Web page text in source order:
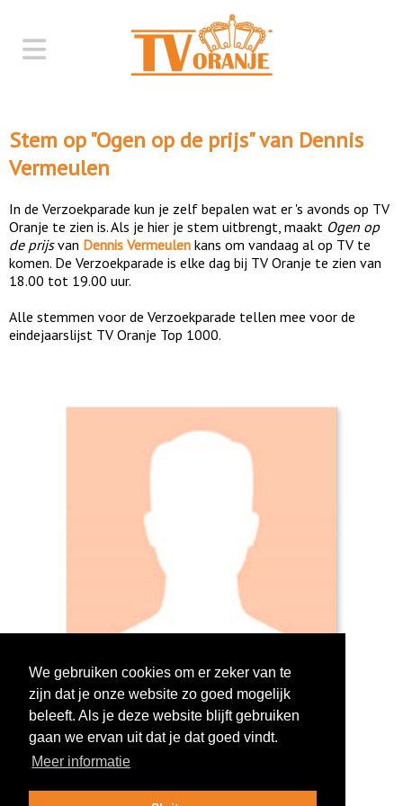
Stem op "Ogen op de prijs" van Dennis
Vermeulen
In de Verzoekparade kun je zelf bepalen wat er 's avonds op TV
Oranje te zien is. Als je hier je stem uitbrengt, maakt Ogen op
de prijsvan Dennis Vermeulen kans om vandaag al op TV te
komen. De Verzoekparade is elke dag bij TV Oranje te zien van
18.00 tot 19.00 uur.
Alle stemmen voor de Verzoekparade tellen mee voor de
eindejaarslijst TV Oranje Top 1000.
Log in om te stemmen!
We gebruiken cookies om er zeker van te
zijn dat je onze website zo goed mogelijk
beleeft. Als je deze website blijft gebruiken
gaan we ervan uit dat je dat goed vindt.
Meer informatie